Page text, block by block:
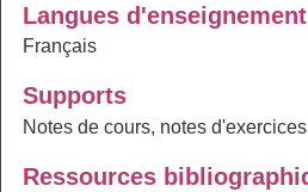
Langues d'enseignement
Français
Supports
Notes de cours, notes d'exercices
Ressources